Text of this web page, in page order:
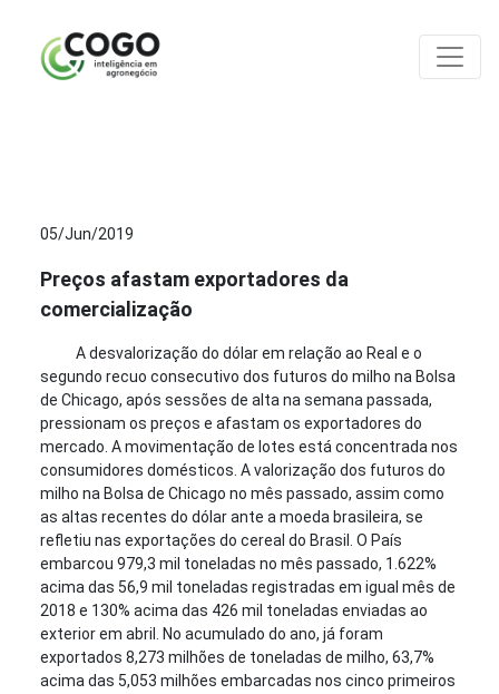
05/Jun/2019
Preços afastam exportadores da
comercialização
A desvalorização do dólar em relação ao Real e o
segundo recuo consecutivo dos futuros do milho na Bolsa
de Chicago, após sessões de alta na semana passada,
pressionam os preços e afastam os exportadores do
mercado. A movimentação de lotes está concentrada nos
consumidores domésticos. A valorização dos futuros do
milho na Bolsa de Chicago no mês passado, assim como
as altas recentes do dólar ante a moeda brasileira, se
refletiu nas exportações do cereal do Brasil. O País
embarcou 979,3 mil toneladas no mês passado, 1.622%
acima das 56,9 mil toneladas registradas em igual mês de
2018 e 130% acima das 426 mil toneladas enviadas ao
exterior em abril. No acumulado do ano, já foram
exportados 8,273 milhões de toneladas de milho, 63,7%
acima das 5,053 milhões embarcadas nos cinco primeiros